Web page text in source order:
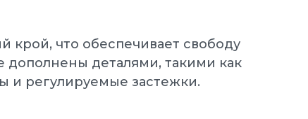
что обеспечивает свободу
дополнены деталями, такими как
и регулируемые застежки.